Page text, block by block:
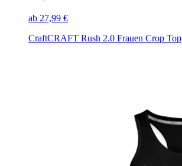
ab 27,99 €
CraftCRAFT Rush 2.0 Frauen Crop Top